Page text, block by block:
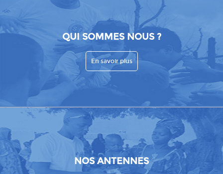
QUI SOMMES NOUS ?
En savoir plus
NOS ANTENNES